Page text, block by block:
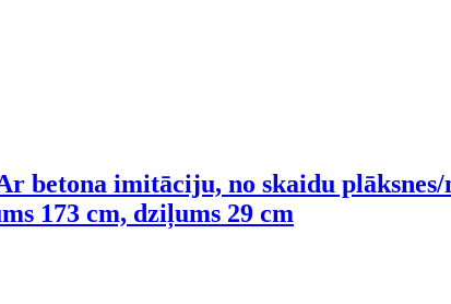
betona imitāciju, no skaidu
173 cm, dziļums 29 cm